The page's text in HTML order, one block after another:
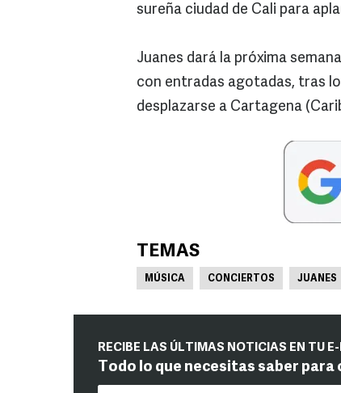
sureña ciudad de Cali para
Juanes dará la próxima
con entradas agotadas, tras
desplazarse a Cartagena
TEMAS
MÚSICA CONCIERTOS JUANES
RECIBE LAS ÚLTIMAS NOTICIAS EN TU
Todo lo que necesitas saber para